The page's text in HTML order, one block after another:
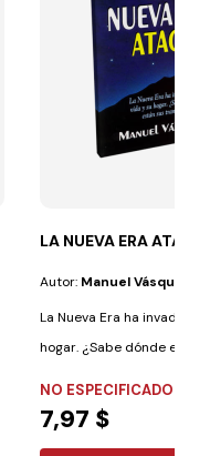
LA NUEVA ERA ATACA
Autor: Manuel Vásquez
La Nueva Era ha invadido
hogar. ¿Sabe dónde están
NO ESPECIFICADO
7,97 $